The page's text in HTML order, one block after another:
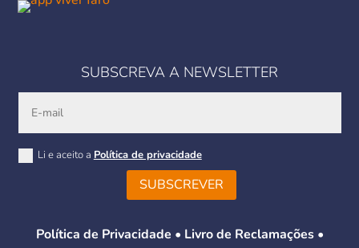
SUBSCREVA A NEWSLETTER
Li e aceito a Política de privacidade
SUBSCREVER
Política de Privacidade • Livro de Reclamações•